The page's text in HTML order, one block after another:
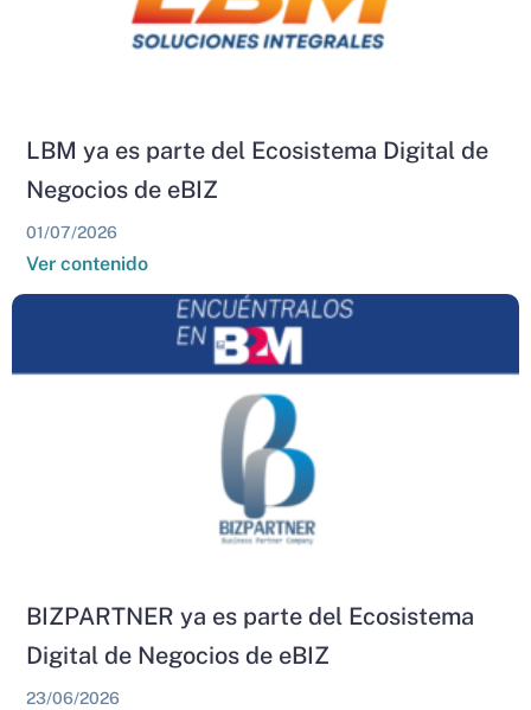
LBM ya es parte del Ecosistema Digital de
Negocios de eBIZ
01/07/2026
Ver contenido
BIZPARTNER ya es parte del Ecosistema
Digital de Negocios de eBIZ
23/06/2026